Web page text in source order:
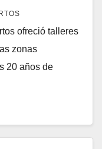
ofreció talleres
zonas
20 años de